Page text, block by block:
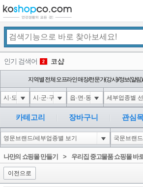
인기 검색어 2 코샵
3 익스
4
5 1-1 waitfor delay '0:0:15' --
6 1-1); waitfor delay '0:0:15' --
1
지역별 전체 오프라인 매장/전문가(강사)/정보(알
카테고리 장바구니 관심
나만의 쇼핑몰 만들기> 우리집 중고물품 쇼핑몰 바
이전으로